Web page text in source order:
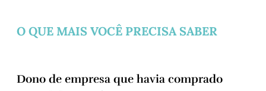
O QUE MAIS VOCÊ PRECISA SABER
Dono de empresa que havia comprado